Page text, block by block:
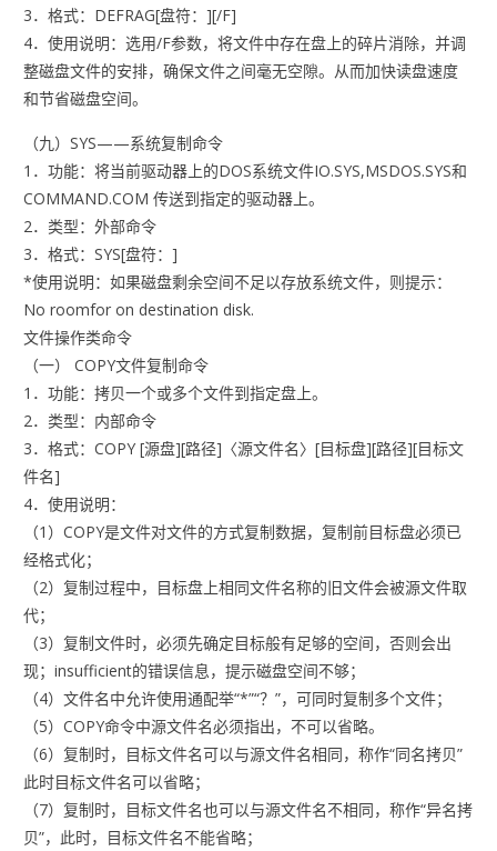
3．格式：DEFRAG[盘符：][/F]
4．使用说明：选用/F参数，将文件中存在盘上的碎片消除，并调
整磁盘文件的安排，确保文件之间毫无空隙。从而加快读盘速度
和节省磁盘空间。
（九）SYS——系统复制命令
1．功能：将当前驱动器上的DOS系统文件IO.SYS,MSDOS.SYS和
COMMAND.COM 传送到指定的驱动器上。
2．类型：外部命令
3．格式：SYS[盘符：]
*使用说明：如果磁盘剩余空间不足以存放系统文件，则提示：
No roomfor on destination disk.
文件操作类命令
（一） COPY文件复制命令
1．功能：拷贝一个或多个文件到指定盘上。
2．类型：内部命令
3．格式：COPY [源盘][路径]〈源文件名〉[目标盘][路径][目标文
件名]
4．使用说明：
（1）COPY是文件对文件的方式复制数据，复制前目标盘必须已
经格式化；
（2）复制过程中，目标盘上相同文件名称的旧文件会被源文件取
代；
（3）复制文件时，必须先确定目标般有足够的空间，否则会出
现；insufficient的错误信息，提示磁盘空间不够；
（4）文件名中允许使用通配举“*”“？”，可同时复制多个文件；
（5）COPY命令中源文件名必须指出，不可以省略。
（6）复制时，目标文件名可以与源文件名相同，称作“同名拷贝”
此时目标文件名可以省略；
（7）复制时，目标文件名也可以与源文件名不相同，称作“异名拷
贝”，此时，目标文件名不能省略；